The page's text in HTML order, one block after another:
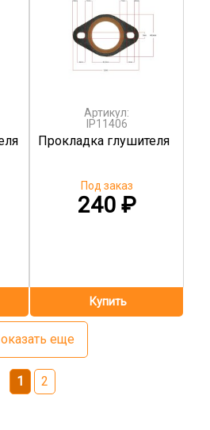
Артикул:
IP11406
Прокладка глушителя
240 ₽
Под заказ
еще
1 2